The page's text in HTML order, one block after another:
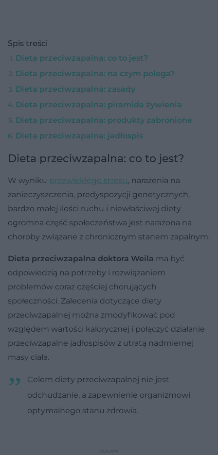
Spis treści
Dieta przeciwzapalna: co to jest?
Dieta przeciwzapalna: na czym polega?
Dieta przeciwzapalna: zasady
Dieta przeciwzapalna: piramida żywienia
Dieta przeciwzapalna: produkty zabronione
Dieta przeciwzapalna: jadłospis
Dieta przeciwzapalna: co to jest?
W wyniku przewlekłego stresu, narażenia na
zanieczyszczenia, predyspozycji genetycznych,
bardzo małej ilości ruchu i niewłaściwej diety
ogromna część społeczeństwa jest narażona na
choroby związane z chronicznym stanem zapalnym.
Dieta przeciwzapalna doktora Weila ma być
odpowiedzią na potrzeby i rozwiązaniem
problemów coraz częściej chorujących
społeczności. Zalecenia dotyczące diety
przeciwzapalnej można zmodyfikować pod
względem wartości kalorycznej i połączyć działanie
przeciwzapalne jadłospisów z utratą nadmiernej
masy ciała.
Celem diety przeciwzapalnej nie jest
odchudzanie, a zapewnienie organizmowi
optymalnego stanu zdrowia.